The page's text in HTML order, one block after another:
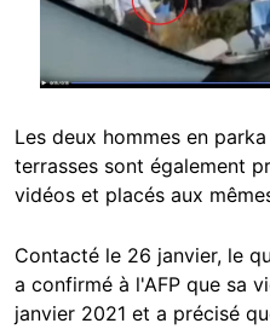
Les deux hommes en
terrasses sont également
vidéos et placés aux
Contacté le 26 janvier, le
a confirmé à l'AFP que sa
janvier 2021 et a précisé